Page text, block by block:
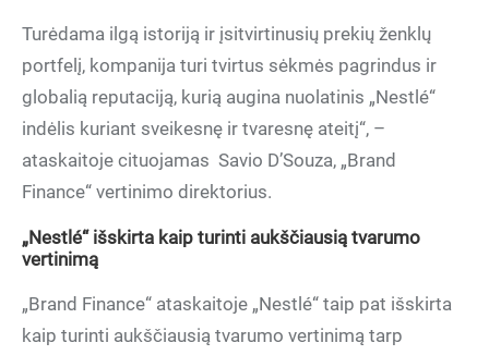
Turėdama ilgą istoriją ir įsitvirtinusių prekių ženklų
portfelį, kompanija turi tvirtus sėkmės pagrindus ir
globalią reputaciją, kurią augina nuolatinis „Nestlé“
indėlis kuriant sveikesnę ir tvaresnę ateitį“, –
ataskaitoje cituojamas Savio D’Souza, „Brand
Finance“ vertinimo direktorius.
„Nestlé“ išskirta kaip turinti aukščiausią tvarumo
vertinimą
„Brand Finance“ ataskaitoje „Nestlé“ taip pat išskirta
kaip turinti aukščiausią tvarumo vertinimą tarp